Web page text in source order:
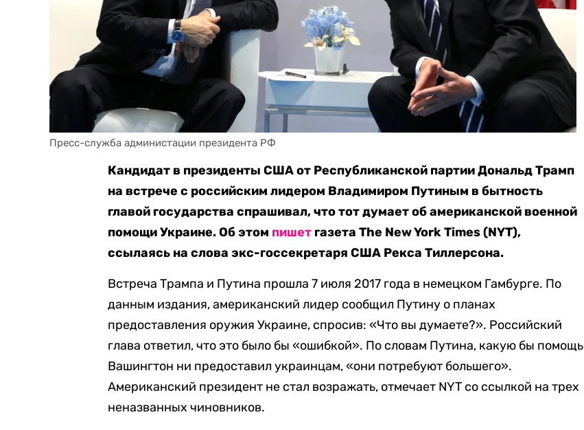
Пресс-служба администации президента РФ
Кандидат в президенты США от Республиканской партии Дональд Трамп
на встрече с российским лидером Владимиром Путиным в бытность
главой государстваспрашивал, что тот думает об американской военной
помощи Украине. Об этом пишет газета The New York Times (NYT),
ссылаясь на слова экс-госсекретаря США Рекса Тиллерсона.
Встреча Трампа и Путина прошла 7 июля 2017 года в немецком Гамбурге. По
данным издания, американский лидер сообщил Путину о планах
предоставления оружия Украине, спросив: «Что вы думаете?». Российский
глава ответил, что это было бы «ошибкой». По словам Путина, какую бы помощь
Вашингтон ни предоставил украинцам, «они потребуют большего».
Американский президент не стал возражать, отмечает NYT со ссылкой на трех
неназванных чиновников.